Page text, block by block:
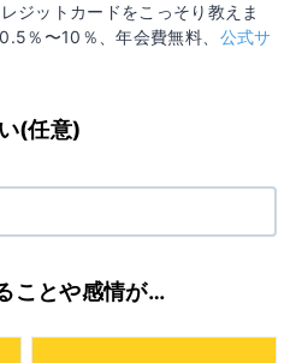
ジットカードをこっそり教えま
％〜10％、年会費無料、 公式サ
(任意)
ことや感情が…